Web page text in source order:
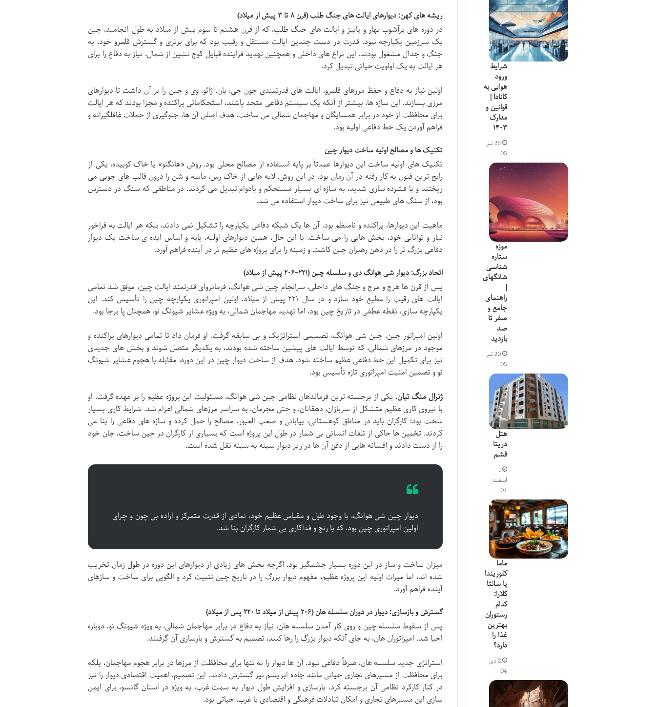
ریشه های کهن: دیوارهای ایالت های جنگ طلب (قرن ۸ تا ۳ پیش از میلاد)
در دوره های پرآشوب بهار و پاییز و ایالت های جنگ طلب، که از قرن هشتم تا سوم پیش از میلاد به طول انجامید، چین
یک سرزمین یکپارچه نبود. قدرت در دست چندین ایالت مستقل و رقیب بود که برای برتری و گسترش قلمرو خود، به
جنگ و جدال مشغول بودند. این نزاع های داخلی و همچنین تهدید فزاینده قبایل کوچ نشین از شمال، نیاز به دفاع را برای
هر ایالت به یک اولویت حیاتی تبدیل کرد.
اولین نیاز به دفاع و حفظ مرزهای قلمرو، ایالت های قدرتمندی چون چی، یان، ژائو، وی و چین را بر آن داشت تا دیوارهای
مرزی بسازند. این سازه ها، بیشتر از آنکه یک سیستم دفاعی متحد باشند، استحکاماتی پراکنده و مجزا بودند که هر ایالت
برای محافظت از خود در برابر همسایگان و مهاجمان شمالی می ساخت. هدف اصلی آن ها، جلوگیری از حملات غافلگیرانه و
فراهم آوردن یک خط دفاعی اولیه بود.
تکنیک ها و مصالح اولیه ساخت دیوار چین
تکنیک های اولیه ساخت این دیوارها عمدتاً بر پایه استفاده از مصالح محلی بود. روش «هانگتو» یا خاک کوبیده، یکی از
رایج ترین فنون به کار رفته در آن زمان بود. در این روش، لایه هایی از خاک رس، ماسه و شن را درون قالب های چوبی می
ریختند و با فشرده سازی شدید، به سازه ای بسیار مستحکم و بادوام تبدیل می کردند. در مناطقی که سنگ در دسترس
بود، از سنگ های طبیعی نیز برای ساخت دیوار استفاده می شد.
ماهیت این دیوارها، پراکنده و نامنظم بود. آن ها یک شبکه دفاعی یکپارچه را تشکیل نمی دادند، بلکه هر ایالت به فراخور
نیاز و توانایی خود، بخش هایی را می ساخت. با این حال، همین دیوارهای اولیه، پایه و اساس ایده ی ساخت یک دیوار
دفاعی بزرگ تر را در ذهن رهبران چین کاشت و زمینه را برای پروژه های عظیم تر در آینده فراهم آورد.
اتحاد بزرگ: دیوار شی هوانگ دی و سلسله چین (۲۲۱-۲۰۶ پیش از میلاد)
پس از قرن ها هرج و مرج و جنگ های داخلی، سرانجام چین شی هوانگ، فرمانروای قدرتمند ایالت چین، موفق شد تمامی
ایالت های رقیب را مطیع خود سازد و در سال ۲۲۱ پیش از میلاد، اولین امپراتوری یکپارچه چین را تأسیس کند. این
یکپارچه سازی، نقطه عطفی در تاریخ چین بود، اما تهدید مهاجمان شمالی، به ویژه عشایر شیونگ نو، همچنان پا برجا بود.
اولین امپراتور چین، چین شی هوانگ، تصمیمی استراتژیک و بی سابقه گرفت. او فرمان داد تا تمامی دیوارهای پراکنده و
موجود در مرزهای شمالی، که توسط ایالت های پیشین ساخته شده بودند، به یکدیگر متصل شوند و بخش های جدیدی
نیز برای تکمیل این خط دفاعی عظیم ساخته شود. هدف از ساخت دیوار چین در این دوره، مقابله با هجوم عشایر شیونگ
نو و تضمین امنیت امپراتوری تازه تأسیس بود.
ژنرال منگ تیان، یکی از برجسته ترین فرماندهان نظامی چین شی هوانگ، مسئولیت این پروژه عظیم را بر عهده گرفت. او
با نیروی کاری عظیم متشکل از سربازان، دهقانان، و حتی مجرمان، به سراسر مرزهای شمالی اعزام شد. شرایط کاری بسیار
سخت بود؛ کارگران باید در مناطق کوهستانی، بیابانی و صعب العبور، مصالح را حمل کرده و سازه های دفاعی را بنا می
کردند. تخمین ها حاکی از تلفات انسانی بی شمار در طول این پروژه است که بسیاری از کارگران در حین ساخت، جان خود
را از دست دادند و افسانه هایی از دفن آن ها در زیر دیوار سینه به سینه نقل شده است.
دیوار چین شی هوانگ، با وجود طول و مقیاس عظیم خود، نمادی از قدرت متمرکز و اراده بی چون و چرای
اولین امپراتوری چین بود، که با رنج و فداکاری بی شمار کارگران بنا شد.
میزان ساخت و ساز در این دوره بسیار چشمگیر بود. اگرچه بخش های زیادی از دیوارهای این دوره در طول زمان تخریب
شده اند، اما میراث اولیه این پروژه عظیم، مفهوم دیوار بزرگ را در تاریخ چین تثبیت کرد و الگویی برای ساخت و سازهای
آینده فراهم آورد.
گسترش و بازسازی: دیوار در دوران سلسله هان (۲۰۶ پیش از میلاد تا ۲۲۰ پس از میلاد)
پس از سقوط سلسله چین و روی کار آمدن سلسله هان، نیاز به دفاع در برابر مهاجمان شمالی، به ویژه شیونگ نو، دوباره
احیا شد. امپراتوران هان، به جای آنکه دیوار بزرگ را رها کنند، تصمیم به گسترش و بازسازی آن گرفتند.
استراتژی جدید سلسله هان، صرفاً دفاعی نبود. آن ها دیوار را نه تنها برای محافظت از مرزها در برابر هجوم مهاجمان، بلکه
برای محافظت از مسیرهای تجاری حیاتی مانند جاده ابریشم نیز گسترش دادند. این تصمیم، اهمیت اقتصادی دیوار را نیز
در کنار کارکرد نظامی آن برجسته کرد. بازسازی و افزایش طول دیوار به سمت غرب، به ویژه در استان گانسو، برای ایمن
سازی این مسیرهای تجاری و امکان تبادلات فرهنگی و اقتصادی با غرب، حیاتی بود.
شرایط
ورود
هوایی به
کانادا |
قوانین و
مدارک
۱۴۰۳
26 تیر
05
موزه
ستاره
شناسی
شانگهای
|
راهنمای
جامع و
صفر تا
صد
بازدید
20 تیر
05
هتل
دریتا
قشم
1
اسفند
04
ماما
کلوریندا
یا سانتا
کلارا:
کدام
رستوران
بهترین
غذا را
دارد؟
2 دی
04